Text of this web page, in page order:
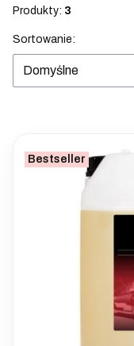
Produkty: 3
Lista produktów
Sortowanie:
Domyślne
Bestseller